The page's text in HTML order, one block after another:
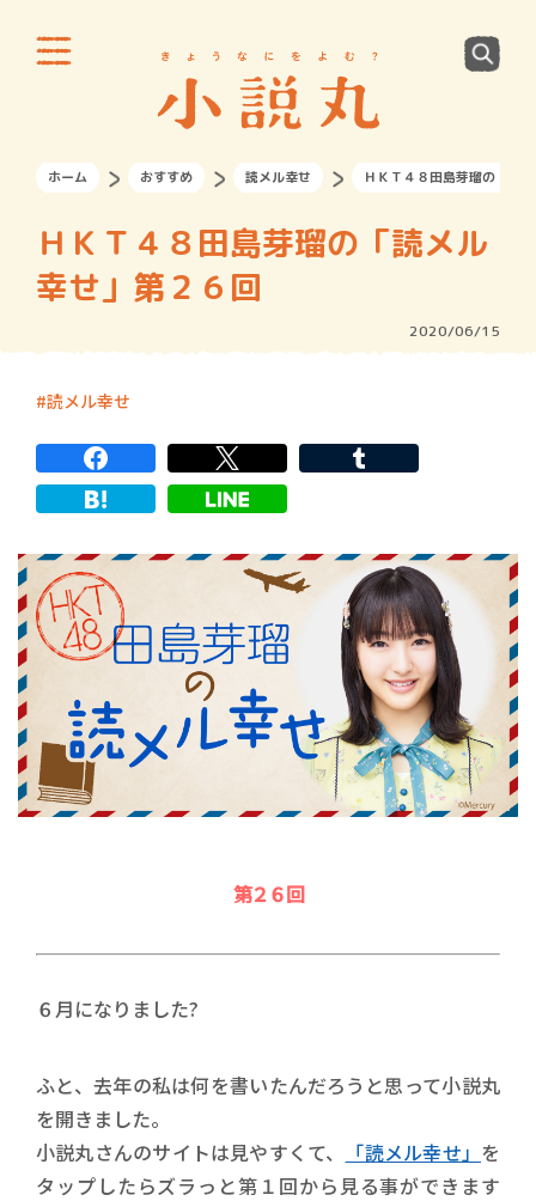
ホーム おすすめ 読メル幸せ ＨＫＴ４８田島芽瑠の「読
ＨＫＴ４８田島芽瑠の「読メル
幸せ」第２６回
2020/06/15
読メル幸せ
第２６回
６月になりました?
ふと、去年の私は何を書いたんだろうと思って小説丸
を開きました。
小説丸さんのサイトは見やすくて、
「読メル幸せ」 を
タップしたらズラっと第１回から見る事ができます